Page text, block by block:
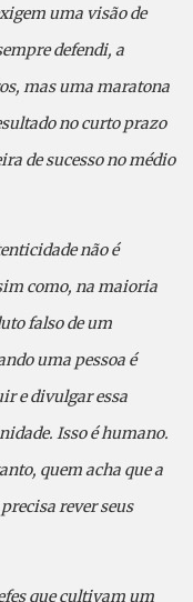
uma visão de
defendi, a
mas uma maratona
no curto prazo
de sucesso no médio
não é
como, na maioria
falso de um
uma pessoa é
e divulgar essa
Isso é humano.
quem acha que a
rever seus
que cultivam um